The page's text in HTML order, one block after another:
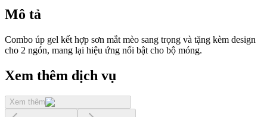
Mô tả
Combo úp gel kết hợp sơn mắt mèo sang trọng và tặng kèm design
cho 2 ngón, mang lại hiệu ứng nổi bật cho bộ móng.
Xem thêm dịch vụ
Xem thêm